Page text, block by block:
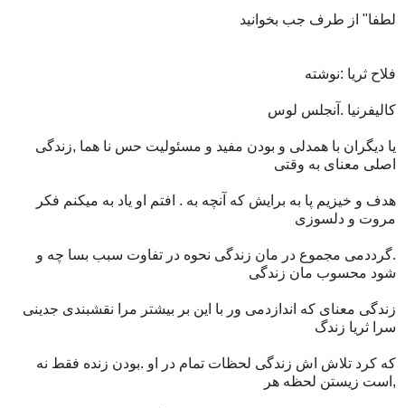
لطفا" از طرف جب بخوانيد
فلاح ثریا :نوشته
کالیفرنیا .آنجلس لوس
یا دیگران با همدلی و بودن مفید و مسئولیت حس نا هما ,زندگی
اصلی معنای به وقتی
هدف و خیزیم پا به برایش که آنچه به . افتم او یاد به میکنم فکر
مروت و دلسوزی
.گرددمی مجموع در مان زندگی نحوه در تفاوت سبب بسا چه و
شود محسوب مان زندگی
زندگی معنای که اندازدمی ور با این بر بیشتر مرا نقشبندی جدینی
سرا ثریا زندگ
که کرد تلاش اش زندگی لحظات تمام در او .بودن زنده فقط نه
,است زیستن لحظه هر